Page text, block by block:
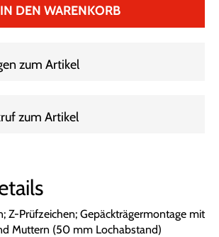
IN DEN WARENKORB
zum Artikel
zum Artikel
Z-Prüfzeichen; Gepäckträgermontage mit
Muttern (50 mm Lochabstand)